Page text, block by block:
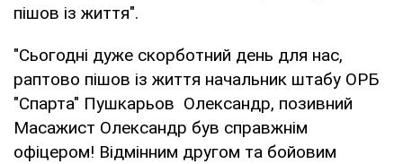
пішов із життя".
"Сьогодні дуже скорботний день для нас,
раптово пішов із життя начальник штабу ОРБ
"Спарта" Пушкарьов Олександр, позивний
Масажист Олександр був справжнім
офіцером! Відмінним другом та бойовим